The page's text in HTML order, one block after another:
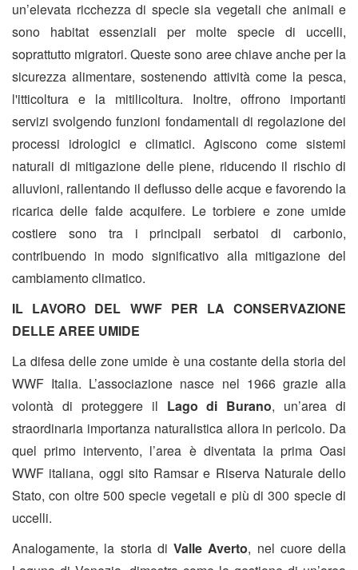
un’elevata ricchezza di specie sia vegetali che animali e
sono habitat essenziali per molte specie di uccelli,
soprattutto migratori. Queste sono aree chiave anche per la
sicurezza alimentare, sostenendo attività come la pesca,
l'itticoltura e la mitilicoltura. Inoltre, offrono importanti
servizi svolgendo funzioni fondamentali di regolazione dei
processi idrologici e climatici. Agiscono come sistemi
naturali di mitigazione delle piene, riducendo il rischio di
alluvioni, rallentando il deflusso delle acque e favorendo la
ricarica delle falde acquifere. Le torbiere e zone umide
costiere sono tra i principali serbatoi di carbonio,
contribuendo in modo significativo alla mitigazione del
cambiamento climatico.
IL LAVORO DEL WWF PER LA CONSERVAZIONE
DELLE AREE UMIDE
La difesa delle zone umide è una costante della storia del
WWF Italia. L’associazione nasce nel 1966 grazie alla
volontà di proteggere il Lago di Burano, un’area di
straordinaria importanza naturalistica allora in pericolo. Da
quel primo intervento, l’area è diventata la prima Oasi
WWF italiana, oggi sito Ramsar e Riserva Naturale dello
Stato, con oltre 500 specie vegetali e più di 300 specie di
uccelli.
Analogamente, la storia di Valle Averto, nel cuore della